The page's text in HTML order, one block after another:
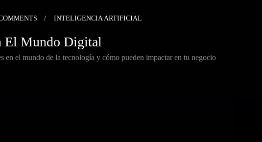
INTELIGENCIA ARTIFICIAL
El Mundo Digital
en el mundo de la tecnología y cómo pueden impactar en tu negocio